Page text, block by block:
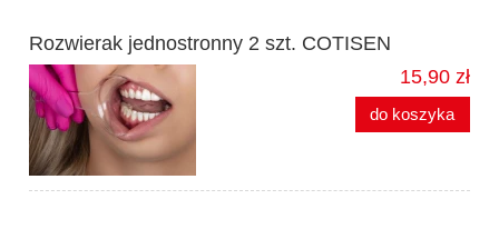
Rozwierak jednostronny 2 szt. COTISEN
15,90 zł
do koszyka